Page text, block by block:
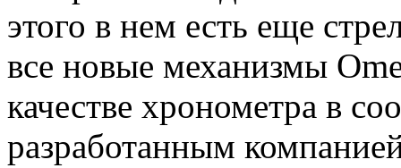
этого в нем есть еще
все новые механизмы
качестве хронометра в
разработанным